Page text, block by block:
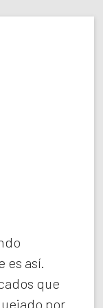
es así.
que
por